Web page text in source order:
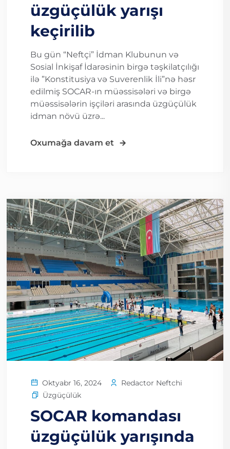
üzgüçülük yarışı
keçirilib
Bu gün “Neftçi” İdman Klubunun və
Sosial İnkişaf İdarəsinin birgə təşkilatçılığı
ilə ”Konstitusiya və Suverenlik İli”nə həsr
edilmiş SOCAR-ın müəssisələri və birgə
müəssisələrin işçiləri arasında üzgüçülük
idman növü üzrə...
Oxumağa davam et
Oktyabr 16, 2024
Redactor Neftchi
Üzgüçülük
SOCAR komandası
üzgüçülük yarışında